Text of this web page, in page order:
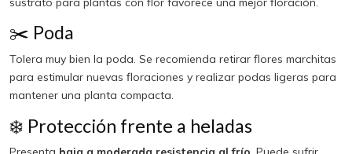
✂️ Poda
Tolera muy bien la poda. Se recomienda retirar flores marchitas
para estimular nuevas floraciones y realizar podas ligeras para
mantener una planta compacta.
❄️ Protección frente a heladas